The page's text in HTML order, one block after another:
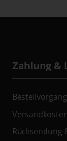
Zahlung &
Rücksendung